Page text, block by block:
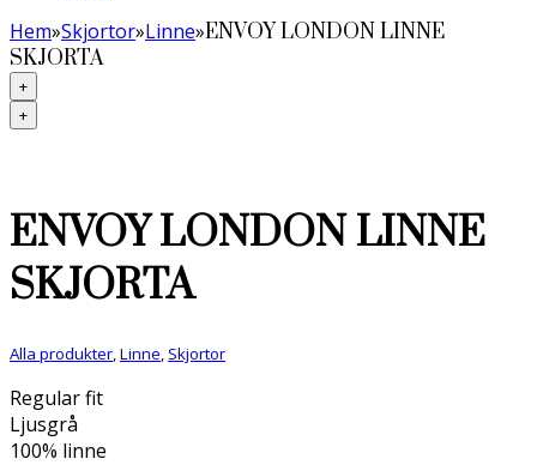
Hem»Skjortor»Linne»ENVOY LONDON LINNE
SKJORTA
+
+
ENVOY LONDON LINNE
SKJORTA
Alla produkter,Linne,Skjortor
Regular fit
Ljusgrå
100% linne